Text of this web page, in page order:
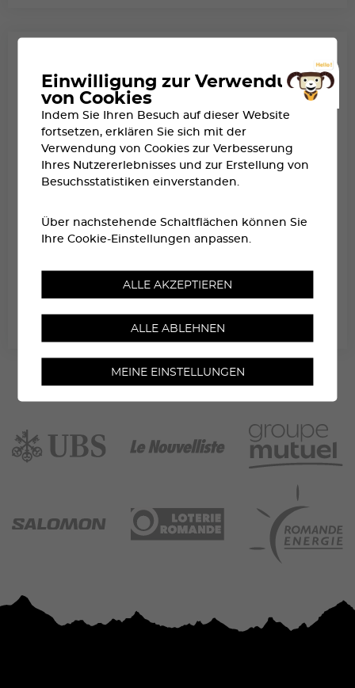
WARTELISTE
RESERVIERT FÜR PERSONEN, DIE BEI DER AUSLOSUNG NICHT
BERÜCKSICHTIGT WURDEN
Einwilligung zur Verwendung
von Cookies
Indem Sie Ihren Besuch auf dieser Website
fortsetzen, erklären Sie sich mit der
Verwendung von Cookies zur Verbesserung
Ihres Nutzererlebnisses und zur Erstellung von
Besuchsstatistiken einverstanden.
Über nachstehende Schaltflächen können Sie
Ihre Cookie-Einstellungen anpassen.
ALLE AKZEPTIEREN
ALLE ABLEHNEN
MEINE EINSTELLUNGEN